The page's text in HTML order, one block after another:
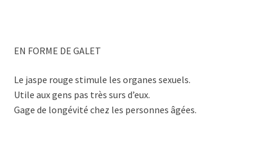
EN FORME DE GALET
Le jaspe rouge stimule les organes sexuels.
Utile aux gens pas très surs d’eux.
Gage de longévité chez les personnes âgées.